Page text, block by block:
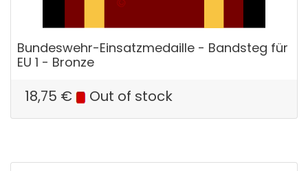
Bundeswehr-Einsatzmedaille - Bandsteg für
EU 1 - Bronze
18,75 € Out of stock